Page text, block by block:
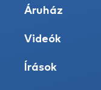
Áruház
Videók
Írások